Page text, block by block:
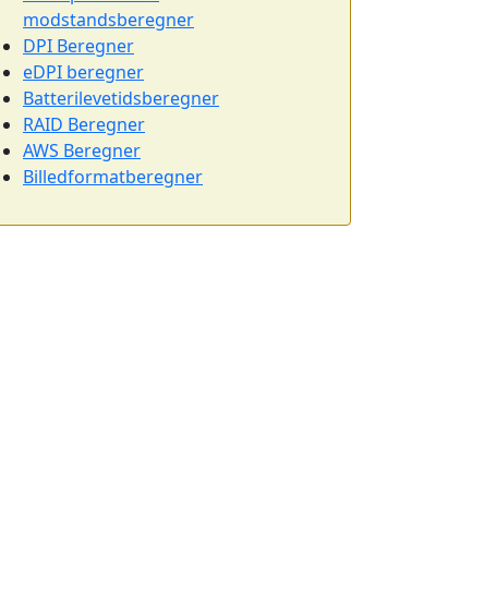
modstandsberegner
DPI Beregner
eDPI beregner
Batterilevetidsberegner
RAID Beregner
AWS Beregner
Billedformatberegner